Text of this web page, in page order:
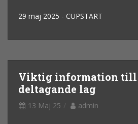
29 maj 2025 - CUPSTART
Viktig information
deltagande lag
13 Maj 25 admin